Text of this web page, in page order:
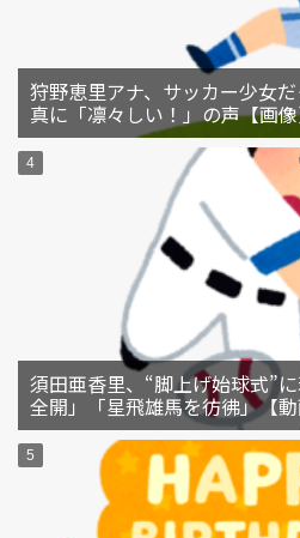
狩野恵里アナ、サッカー少女
真に「凛々しい！」の声【画
須田亜香里、“脚上げ始球式”
全開」「星飛雄馬を彷彿」【動